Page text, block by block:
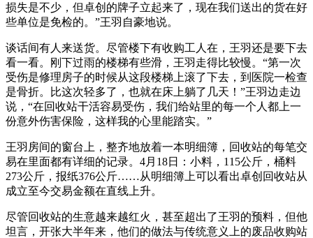
损失是不少，但卓创的牌子立起来了，现在我们送出的货在好
些单位是免检的。”王羽自豪地说。
谈话间有人来送货。尽管楼下有收购工人在，王羽还是要下去
看一看。刚下过雨的楼梯有些滑，王羽走得比较慢。“第一次
受伤是修理房子的时候从这段楼梯上滚了下去，到医院一检查
是骨折。比这次轻多了，也就在床上躺了几天！”王羽边走边
说，“在回收站干活容易受伤，我们给站里的每一个人都上一
份意外伤害保险，这样我的心里能踏实。”
王羽房间的窗台上，整齐地放着一本明细簿，回收站的每笔交
易在里面都有详细的记录。4月18日：小料，115公斤，桶料
273公斤，报纸376公斤……从明细簿上可以看出卓创回收站从
成立至今交易金额在直线上升。
尽管回收站的生意越来越红火，甚至超出了王羽的预料，但他
坦言，开张大半年来，他们的做法与传统意义上的废品收购站